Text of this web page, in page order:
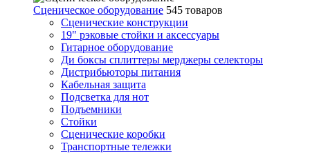
Сценическое оборудование 545 товаров
Сценические конструкции
19" рэковые стойки и аксесcуары
Гитарное оборудование
Ди боксы сплиттеры мерджеры селекторы
Дистрибьюторы питания
Кабельная защита
Подсветка для нот
Подъемники
Стойки
Сценические коробки
Транспортные тележки